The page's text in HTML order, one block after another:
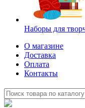
Наборы для
О магазине
Доставка
Оплата
Контакты